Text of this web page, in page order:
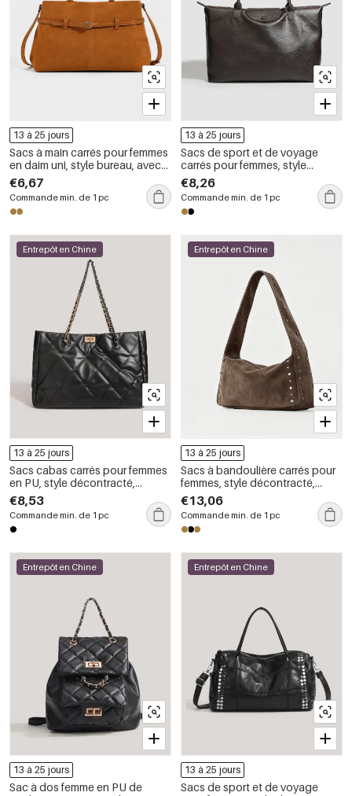
13 à 25 jours
Sacs à main carrés pour femmes
en daim uni, style bureau, avec
quincaillerie en métal
€6,67
Commande min. de 1 pc
13 à 25 jours
Sacs de sport et de voyage
carrés pour femmes, style
décontracté, couleur unie, en
PU de qualité supérieure
€8,26
Commande min. de 1 pc
Entrepôt en Chine
13 à 25 jours
Sacs cabas carrés pour femmes
en PU, style décontracté,
surpiqûres matelassées,
quincaillerie métallique, couleur
unie, chaîne.
€8,53
Commande min. de 1 pc
Entrepôt en Chine
13 à 25 jours
Sacs à bandoulière carrés pour
femmes, style décontracté,
ornés de clous métalliques et de
rivets en daim uni
€13,06
Commande min. de 1 pc
Entrepôt en Chine
13 à 25 jours
Sac à dos femme en PU de
Entrepôt en Chine
13 à 25 jours
Sacs de sport et de voyage